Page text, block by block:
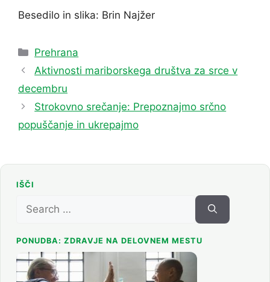
Besedilo in slika: Brin Najžer
Categories
Prehrana
Aktivnosti mariborskega društva za srce v
decembru
Strokovno srečanje: Prepoznajmo srčno
popuščanje in ukrepajmo
IŠČI
Search
for:
PONUDBA: ZDRAVJE NA DELOVNEM MESTU